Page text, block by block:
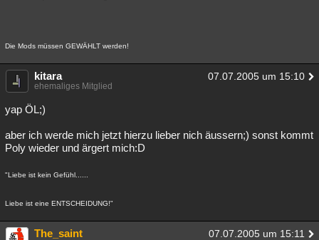
Die Mods müssen GEWÄHLT werden!
kitara 07.07.2005 um 15:10
ehemaliges Mitglied
yap ÖL;)
aber ich werde mich jetzt hierzu lieber nich äussern;) sonst kommt
Poly wieder und ärgert mich:D
"Liebe ist kein Gefühl......
Liebe ist eine ENTSCHEIDUNG!"
The_saint 07.07.2005 um 15:11